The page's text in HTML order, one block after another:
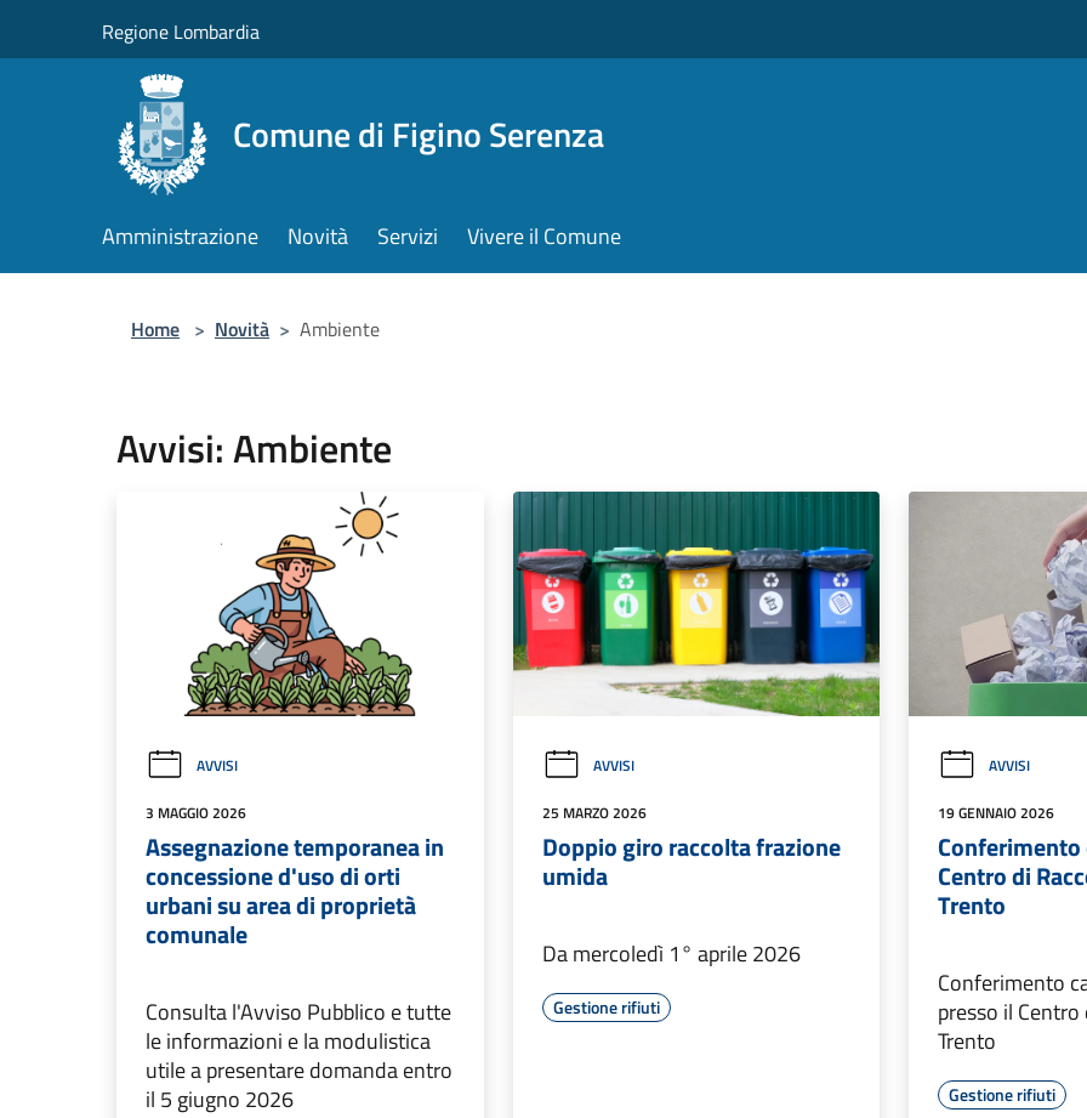
Regione Lombardia
Comune di Figino Serenza
Amministrazione Novità Servizi Vivere il Comune
Home > Novità > Ambiente
Avvisi: Ambiente
AVVISI
3 MAGGIO 2026
Assegnazione temporanea in
concessione d'uso di orti
urbani su area di proprietà
comunale
Consulta l'Avviso Pubblico e tutte
le informazioni e la modulistica
utile a presentare domanda entro
il 5 giugno 2026
AVVISI
25 MARZO 2026
Doppio giro raccolta frazione
umida
Da mercoledì 1° aprile 2026
Gestione rifiuti
AVVISI
19 GENNAIO 2026
Centro di
Trento
Conferimento
presso il
Trento
Gestione rifiuti